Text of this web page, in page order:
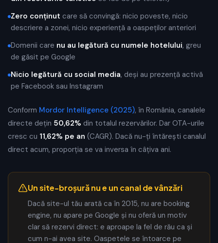
Zero conținut care să convingă: nicio poveste, nicio
descriere a zonei, nicio experiență a oaspeților anteriori
Domenii care nu au legătură cu numele hotelului, greu
de găsit pe Google
Nicio legătură cu social media, deși au prezență activă
pe Facebook sau Instagram
Conform Mordor Intelligence (2025), în România, canalele
directe dețin 50,62% din totalul rezervărilor. Dar OTA-urile
cresc cu 11,62% pe an (CAGR). Dacă nu-ți întărești canalul
direct acum, proporția se va inversa în câțiva ani.
Un site-broșură nu e un canal de vânzări
Dacă site-ul tău arată ca în 2015, nu are booking
engine, nu apare pe Google și nu oferă un motiv
clar să rezervi direct: e aproape la fel de rău ca și
cum n-ai avea site. Oaspetele se întoarce pe